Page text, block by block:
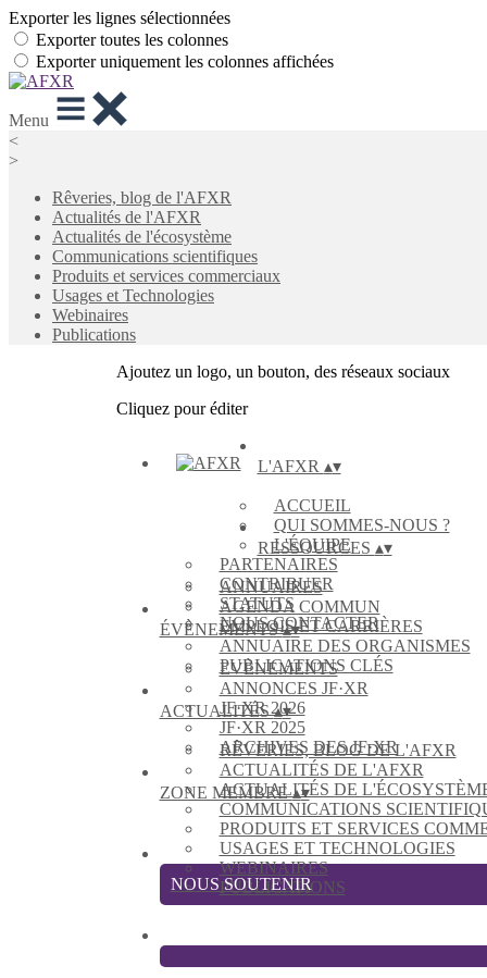
Exporter les lignes sélectionnées
Exporter toutes les colonnes
Exporter uniquement les colonnes affichées
Menu
<
>
Rêveries, blog de l'AFXR
Actualités de l'AFXR
Actualités de l'écosystème
Communications scientifiques
Produits et services commerciaux
Usages et Technologies
Webinaires
Publications
Ajoutez un logo, un bouton, des réseaux sociaux
Cliquez pour éditer
L'AFXR ▴▾
ACCUEIL
QUI SOMMES-NOUS ?
L'ÉQUIPE
PARTENAIRES
CONTRIBUER
STATUTS
NOUS CONTACTER
RESSOURCES ▴▾
ANNUAIRES
AGENDA COMMUN
EMPLOIS ET CARRIÈRES
ANNUAIRE DES ORGANISMES
PUBLICATIONS CLÉS
ÉVÈNEMENTS▴▾
EVÈNEMENTS
ANNONCES JF·XR
JF·XR 2026
JF·XR 2025
ARCHIVES DES JF·XR
ACTUALITÉS▴▾
RÊVERIES, BLOG DE L'AFXR
ACTUALITÉS DE L'AFXR
ACTUALITÉS DE
COMMUNICATIONS
PRODUITS ET SERVICES
USAGES ET TECHNOLOGIES
WEBINAIRES
PUBLICATIONS
ZONE MEMBRE▴▾
NOUS SOUTENIR